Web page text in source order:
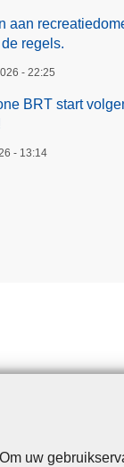
uw
aan
regels.
- 22:25
BRT start
- 13:14